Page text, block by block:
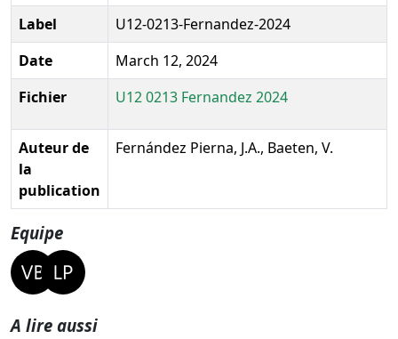
Label
U12-0213-Fernandez-2024
Date
March 12, 2024
Fichier
U12 0213 Fernandez 2024
Auteur de
la
publication
Fernández Pierna, J.A., Baeten, V.
Equipe
A lire aussi